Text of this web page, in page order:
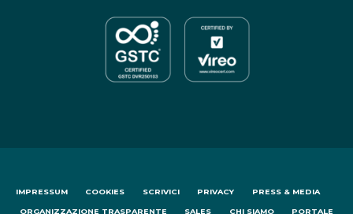
IMPRESSUM COOKIES SCRIVICI PRIVACY PRESS & MEDIA
ORGANIZZAZIONE TRASPARENTE SALES CHI SIAMO PORTALE